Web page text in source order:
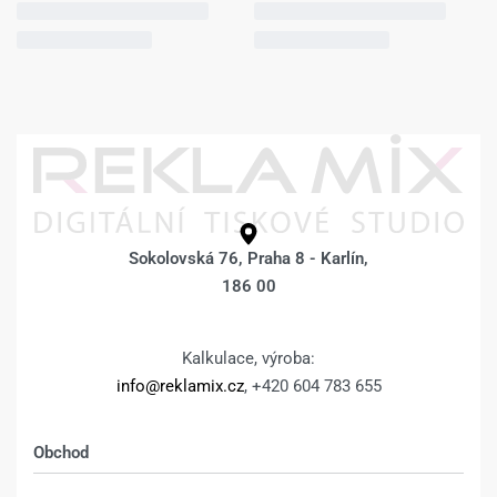
Sokolovská 76, Praha 8 - Karlín,